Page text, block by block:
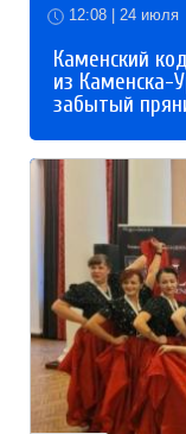
12:08 | 24 июля
Каменский
из Каменска-
забытый